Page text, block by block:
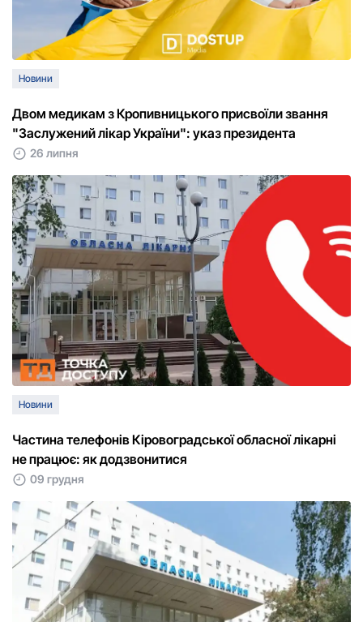
Новини
Двом медикам з Кропивницького присвоїли звання
"Заслужений лікар України": указ президента
26 липня
Новини
Частина телефонів Кіровоградської обласної лікарні
не працює: як додзвонитися
09 грудня